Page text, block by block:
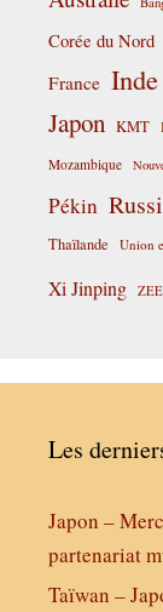
Corée du Nord
France Inde
Japon KMT
Mozambique
Pékin
Thaïlande Union
Xi Jinping ZEE
Les
Japon –
partenariat
Taïwan –